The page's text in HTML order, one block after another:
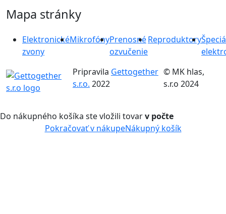
Mapa stránky
Elektronické
zvony
MikrofónyPrenosné
ozvučenie
Reproduktory
Pripravila Gettogether
s.r.o. 2022
© MK hlas,
s.r.o 2024
Do nákupného košíka ste vložili tovarv počte
Pokračovať v nákupeNákupný košík